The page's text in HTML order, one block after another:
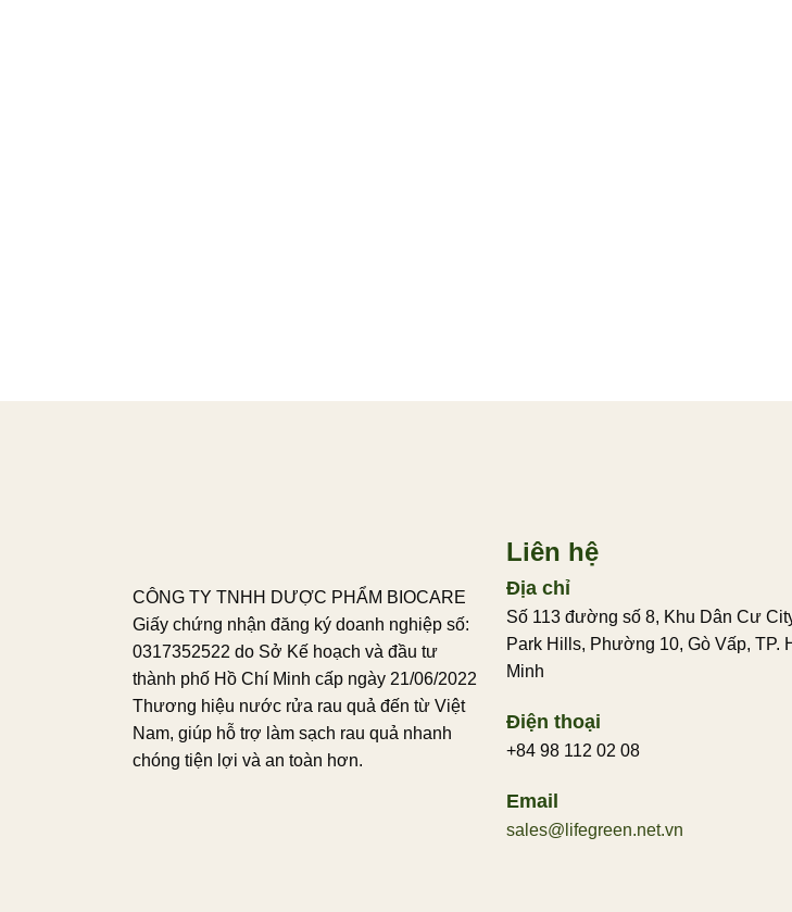
CÔNG TY TNHH DƯỢC PHẨM BIOCARE
Giấy chứng nhận đăng ký doanh nghiệp số:
0317352522 do Sở Kế hoạch và đầu tư
thành phố Hồ Chí Minh cấp ngày 21/06/2022
Thương hiệu nước rửa rau quả đến từ Việt
Nam, giúp hỗ trợ làm sạch rau quả nhanh
chóng tiện lợi và an toàn hơn.
Liên hệ
Địa chỉ
Số 113 đường số 8, Khu Dân Cư
Park Hills, Phường 10, Gò Vấp, TP.
Minh
Điện thoại
+84 98 112 02 08
Email
sales@lifegreen.net.vn